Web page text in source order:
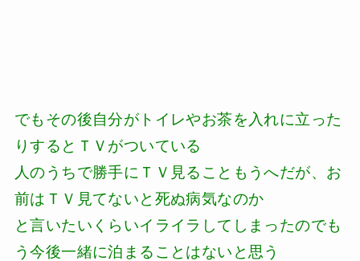
でもその後自分がトイレやお茶を入れに立った
りするとＴＶがついている
人のうちで勝手にＴＶ見ることもうへだが、お
前はＴＶ見てないと死ぬ病気なのか
と言いたいくらいイライラしてしまったのでも
う今後一緒に泊まることはないと思う